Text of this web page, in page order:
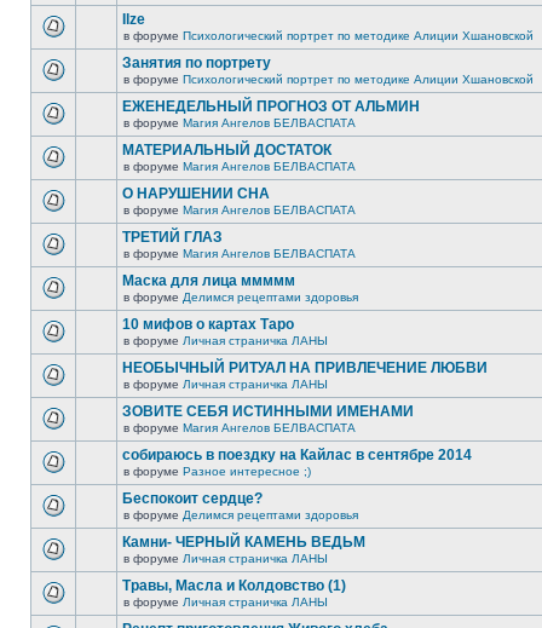
Ilze
в форуме Психологический портрет по методике Алиции Хшановской
Занятия по портрету
в форуме Психологический портрет по методике Алиции Хшановской
ЕЖЕНЕДЕЛЬНЫЙ ПРОГНОЗ ОТ АЛЬМИН
в форуме Магия Ангелов БЕЛВАСПАТА
МАТЕРИАЛЬНЫЙ ДОСТАТОК
в форуме Магия Ангелов БЕЛВАСПАТА
О НАРУШЕНИИ СНА
в форуме Магия Ангелов БЕЛВАСПАТА
ТРЕТИЙ ГЛАЗ
в форуме Магия Ангелов БЕЛВАСПАТА
Маска для лица ммммм
в форуме Делимся рецептами здоровья
10 мифов о картах Таро
в форуме Личная страничка ЛАНЫ
НЕОБЫЧНЫЙ РИТУАЛ НА ПРИВЛЕЧЕНИЕ ЛЮБВИ
в форуме Личная страничка ЛАНЫ
ЗОВИТЕ СЕБЯ ИСТИННЫМИ ИМЕНАМИ
в форуме Магия Ангелов БЕЛВАСПАТА
собираюсь в поездку на Кайлас в сентябре 2014
в форуме Разное интересное ;)
Беспокоит сердце?
в форуме Делимся рецептами здоровья
Камни- ЧЕРНЫЙ КАМЕНЬ ВЕДЬМ
в форуме Личная страничка ЛАНЫ
Травы, Масла и Колдовство (1)
в форуме Личная страничка ЛАНЫ